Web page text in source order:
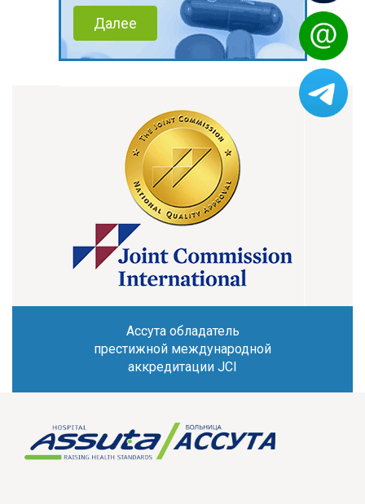
Далее
Ассута обладатель
престижной международной
аккредитации JCI